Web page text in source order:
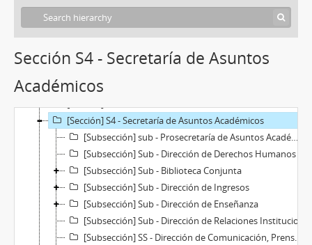
Sección S4 - Secretaría de Asuntos
Académicos
[Fondo] F600 - Fondo de la Facultad de Ciencias Veterinarias
[Sección] S2 - Decanato
[Sección] S4 - Secretaría de Asuntos Académicos
[Subsección] sub - Prosecretaría de Asuntos Académicos
[Subsección] Sub - Dirección de Derechos Humanos
[Subsección] Sub - Biblioteca Conjunta
[Subsección] Sub - Dirección de Ingresos
[Subsección] Sub - Dirección de Enseñanza
[Subsección] Sub - Dirección de Relaciones Institucionales
[Subsección] SS - Dirección de Comunicación, Prensa y Medios Audiovisuales